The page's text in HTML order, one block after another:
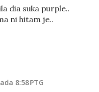
dia suka purple..
ni hitam je..
8:58 PTG